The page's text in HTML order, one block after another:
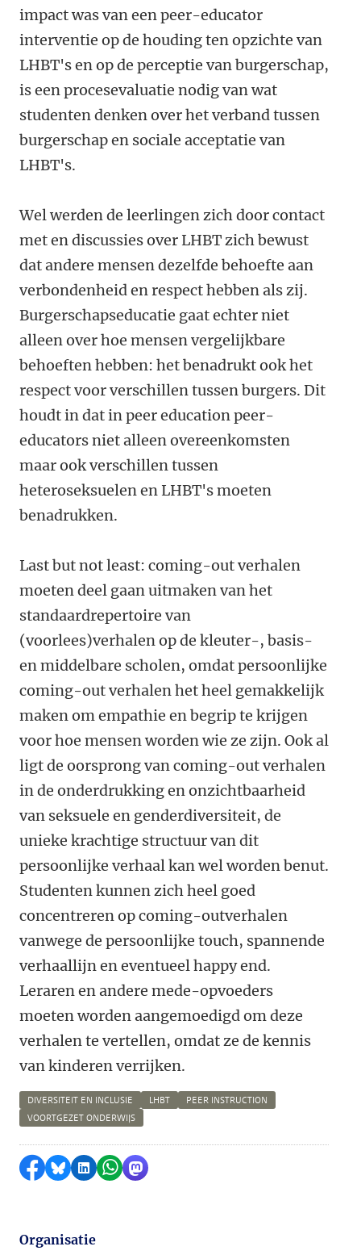
impact was van een peer-educator
interventie op de houding ten opzichte van
LHBT's en op de perceptie van burgerschap,
is een procesevaluatie nodig van wat
studenten denken over het verband tussen
burgerschap en sociale acceptatie van
LHBT's.
Wel werden de leerlingen zich door contact
met en discussies over LHBT zich bewust
dat andere mensen dezelfde behoefte aan
verbondenheid en respect hebben als zij.
Burgerschapseducatie gaat echter niet
alleen over hoe mensen vergelijkbare
behoeften hebben: het benadrukt ook het
respect voor verschillen tussen burgers. Dit
houdt in dat in peer education peer-
educators niet alleen overeenkomsten
maar ook verschillen tussen
heteroseksuelen en LHBT's moeten
benadrukken.
Last but not least: coming-out verhalen
moeten deel gaan uitmaken van het
standaardrepertoire van
(voorlees)verhalen op de kleuter-, basis-
en middelbare scholen, omdat persoonlijke
coming-out verhalen het heel gemakkelijk
maken om empathie en begrip te krijgen
voor hoe mensen worden wie ze zijn. Ook al
ligt de oorsprong van coming-out verhalen
in de onderdrukking en onzichtbaarheid
van seksuele en genderdiversiteit, de
unieke krachtige structuur van dit
persoonlijke verhaal kan wel worden benut.
Studenten kunnen zich heel goed
concentreren op coming-outverhalen
vanwege de persoonlijke touch, spannende
verhaallijn en eventueel happy end.
Leraren en andere mede-opvoeders
moeten worden aangemoedigd om deze
verhalen te vertellen, omdat ze de kennis
van kinderen verrijken.
DIVERSITEIT EN INCLUSIE LHBT
PEER INSTRUCTION
VOORTGEZET ONDERWIJS
Delen op Facebook
Delen via Bluesky
Delen op LinkedIn
Delen via WhatsApp
Delen via Mastodon
Organisatie